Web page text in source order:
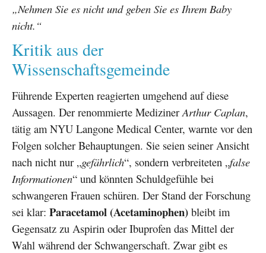
„Nehmen Sie es nicht und geben Sie es Ihrem Baby
nicht.“
Kritik aus der
Wissenschaftsgemeinde
Führende Experten reagierten umgehend auf diese
Aussagen. Der renommierte Mediziner Arthur Caplan,
tätig am NYU Langone Medical Center, warnte vor den
Folgen solcher Behauptungen. Sie seien seiner Ansicht
nach nicht nur „gefährlich“, sondern verbreiteten „false
Informationen“ und könnten Schuldgefühle bei
schwangeren Frauen schüren. Der Stand der Forschung
sei klar: Paracetamol (Acetaminophen) bleibt im
Gegensatz zu Aspirin oder Ibuprofen das Mittel der
Wahl während der Schwangerschaft. Zwar gibt es